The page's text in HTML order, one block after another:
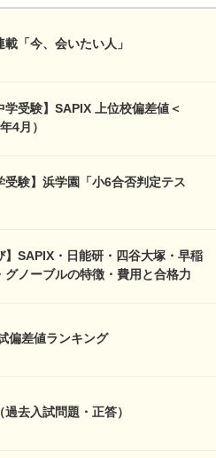
「今、会いたい人」
受験】SAPIX 上位校偏差値＜
4月）
受験】浜学園「小6合否判定テス
】SAPIX・日能研・四谷大塚・早稲
グノーブルの特徴・費用と合格力
偏差値ランキング
去入試問題・正答）